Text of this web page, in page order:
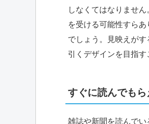
しなくてはなりませ
を受ける可能性すら
でしょう。見映えが
引くデザインを目指す
すぐに読んでも
雑誌や新聞を読んで